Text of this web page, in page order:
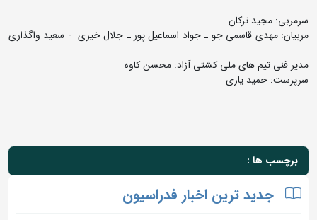
سرمربی: مجید ترکان
مربیان: مهدی قاسمی جو ـ جواد اسماعیل پور ـ جلال خیری - سعید واگذاری
مدیر فنی تیم های ملی کشتی آزاد: محسن کاوه
سرپرست: حمید یاری
برچسب ها :
جدید ترین اخبار فدراسیون